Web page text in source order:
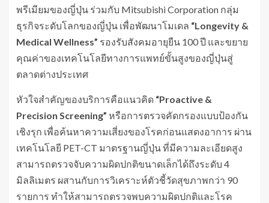
พรีเมียมของญี่ปุ่น ร่วมกับ Mitsubishi Corporation กลุ่ม
ธุรกิจระดับโลกของญี่ปุ่น เพื่อพัฒนาโมเดล “Longevity &
Medical Wellness” รองรับสังคมอายุยืน 100 ปี และขยาย
คุณค่าของเทคโนโลยีทางการแพทย์ขั้นสูงของญี่ปุ่นสู่
ตลาดต่างประเทศ
หัวใจสำคัญของบริการคือแนวคิด “Proactive &
Precision Screening” หรือการตรวจคัดกรองแบบป้องกัน
เชิงรุก เพื่อค้นหาความเสี่ยงของโรคก่อนแสดงอาการ ผ่าน
เทคโนโลยี PET-CT มาตรฐานญี่ปุ่น ที่มีความละเอียดสูง
สามารถตรวจจับความผิดปกติขนาดเล็กได้ถึงระดับ 4
มิลลิเมตร ผสานกับการวิเคราะห์ตัวชี้วัดสุขภาพกว่า 90
รายการ ทำให้สามารถตรวจพบความผิดปกติและโรค